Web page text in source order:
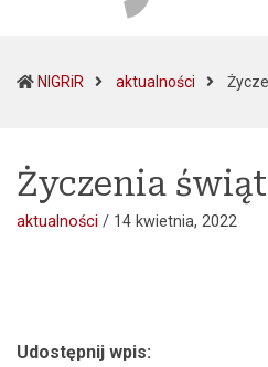
NIGRiR aktualności
Życzenia
aktualności / 14 kwietnia, 2022
Udostępnij wpis: